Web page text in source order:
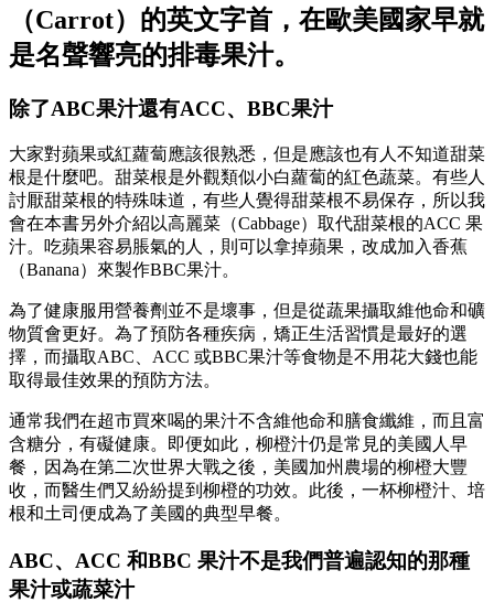
（Carrot）的英文字首，在歐美國家早就
是名聲響亮的排毒果汁。
除了ABC果汁還有ACC、BBC果汁
大家對蘋果或紅蘿蔔應該很熟悉，但是應該也有人不知道甜菜
根是什麼吧。甜菜根是外觀類似小白蘿蔔的紅色蔬菜。有些人
討厭甜菜根的特殊味道，有些人覺得甜菜根不易保存，所以我
會在本書另外介紹以高麗菜（Cabbage）取代甜菜根的ACC 果
汁。吃蘋果容易脹氣的人，則可以拿掉蘋果，改成加入香蕉
（Banana）來製作BBC果汁。
為了健康服用營養劑並不是壞事，但是從蔬果攝取維他命和礦
物質會更好。為了預防各種疾病，矯正生活習慣是最好的選
擇，而攝取ABC、ACC 或BBC果汁等食物是不用花大錢也能
取得最佳效果的預防方法。
通常我們在超市買來喝的果汁不含維他命和膳食纖維，而且富
含糖分，有礙健康。即便如此，柳橙汁仍是常見的美國人早
餐，因為在第二次世界大戰之後，美國加州農場的柳橙大豐
收，而醫生們又紛紛提到柳橙的功效。此後，一杯柳橙汁、培
根和土司便成為了美國的典型早餐。
ABC、ACC 和BBC 果汁不是我們普遍認知的那種
果汁或蔬菜汁